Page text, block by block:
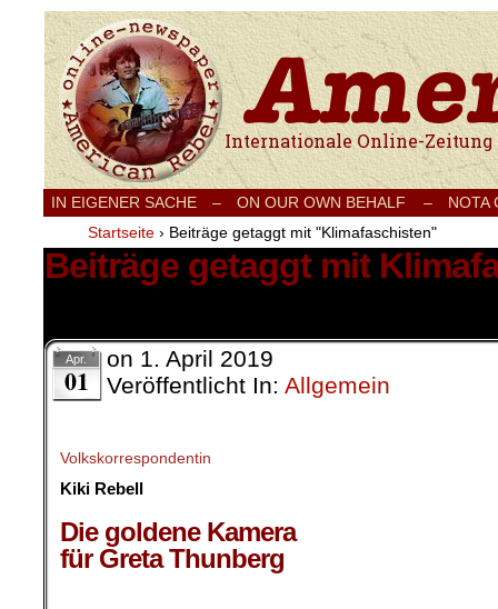
Internationale Onlinezeitung für Frieden,
IN EIGENER SACHE – ON OUR OWN BEHALF –
NOTA
Startseite › Beiträge getaggt mit "Klimafaschisten"
Beiträge getaggt mit
Apr.
01
on 1. April 2019
Veröffentlicht In: Allgemein
Volkskorrespondentin
Kiki Rebell
Die goldene Kamera
für Greta Thunberg